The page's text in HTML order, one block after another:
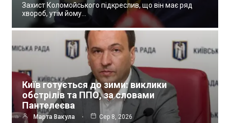
Захист Коломойського підкреслив, що він має ряд
хвороб, утім йому…
Київ готується до зими: виклики
обстрілів та ППО, за словами
Пантелеєва
Марта Вакула Сер 8, 2026